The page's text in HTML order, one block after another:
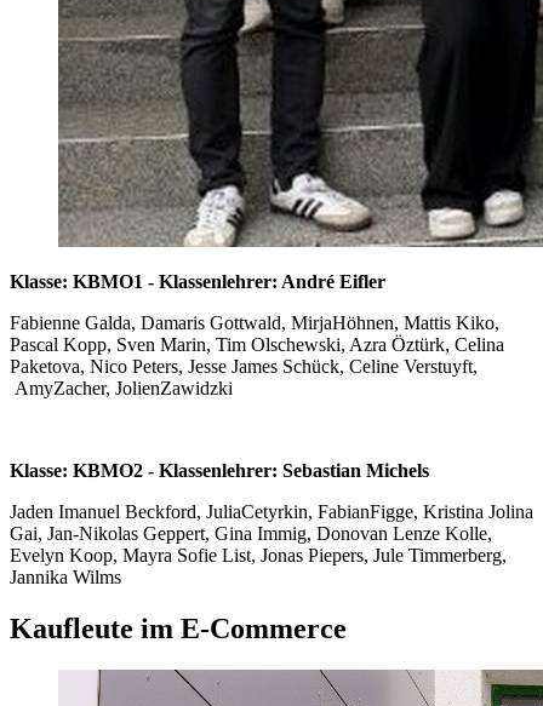
Klasse: KBMO1 - Klassenlehrer: André Eifler
Fabienne Galda, Damaris Gottwald, MirjaHöhnen, Mattis Kiko,
Pascal Kopp, Sven Marin, Tim Olschewski, Azra Öztürk, Celina
Paketova, Nico Peters, Jesse James Schück, Celine Verstuyft,
AmyZacher, JolienZawidzki
Klasse: KBMO2 - Klassenlehrer: Sebastian Michels
Jaden Imanuel Beckford, JuliaCetyrkin, FabianFigge, Kristina Jolina
Gai, Jan-Nikolas Geppert, Gina Immig, Donovan Lenze Kolle,
Evelyn Koop, Mayra Sofie List, Jonas Piepers, Jule Timmerberg,
Jannika Wilms
Kaufleute im E-Commerce